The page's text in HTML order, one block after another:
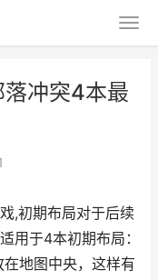
冲突4本最
,初期布局对于后续
用于4本初期布局：
地图中央，这样有